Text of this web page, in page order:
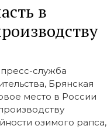
в
служба
Брянская
место в России
озимого рапса,